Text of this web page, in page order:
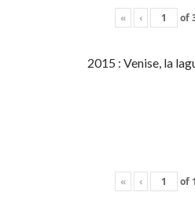
« ‹ of
2015 : Venise, la
« ‹ of